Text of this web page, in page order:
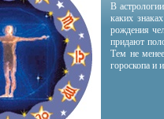
В
каких
рождения
придают
Тем не
гороскопа и